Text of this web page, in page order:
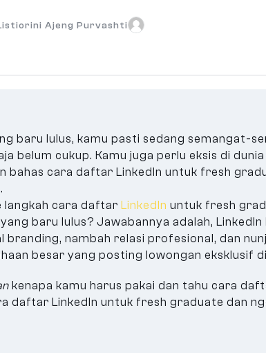
Ajeng Purvashti
baru lulus, kamu pasti sedang semangat-
belum cukup. Kamu juga perlu eksis di
bahas cara daftar LinkedIn untuk fresh
langkah cara daftar LinkedIn untuk fresh
baru lulus? Jawabannya adalah,
branding, nambah relasi profesional, dan
besar yang posting lowongan eksklusif
kenapa kamu harus pakai dan tahu cara
daftar LinkedIn untuk fresh graduate dan